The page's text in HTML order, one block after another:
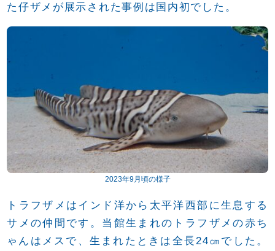
た仔ザメが展示された事例は国内初でした。
2023年9月頃の様子
トラフザメはインド洋から太平洋西部に生息する
サメの仲間です。当館生まれのトラフザメの赤ち
ゃんはメスで、生まれたときは全長24㎝でした。